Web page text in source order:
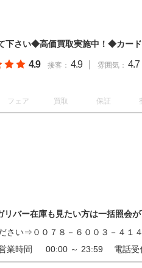
下さい◆高価買取実施中！◆カー
4.9 接客： 4.9 雰囲気： 4.7
フェア 買取 保証
バー在庫も見たい方は一括照会が
さい⇒００７８－６００３－４１
業時間 00:00 ～ 23:59 電話受